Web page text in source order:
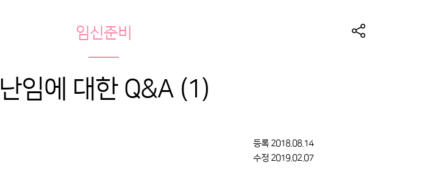
임신준비
난임에 대한 Q&A (1)
등록2018.08.14
수정 2019.02.07